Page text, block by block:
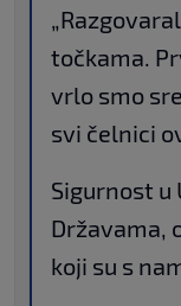
točkama.
vrlo smo
svi čelnici
Sigurnost u
Državama,
koji su s